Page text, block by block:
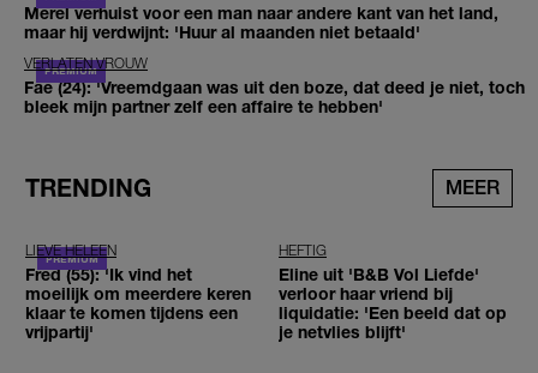
Merel verhuist voor een man naar andere kant van het land,
maar hij verdwijnt: 'Huur al maanden niet betaald'
VERLATEN VROUW
Fae (24): 'Vreemdgaan was uit den boze, dat deed je niet, toch
bleek mijn partner zelf een affaire te hebben'
TRENDING MEER
LIEVE HELEEN
Fred (55): 'Ik vind het
moeilijk om meerdere keren
klaar te komen tijdens een
vrijpartij'
HEFTIG
Eline uit 'B&B Vol Liefde'
verloor haar vriend bij
liquidatie: 'Een beeld dat op
je netvlies blijft'